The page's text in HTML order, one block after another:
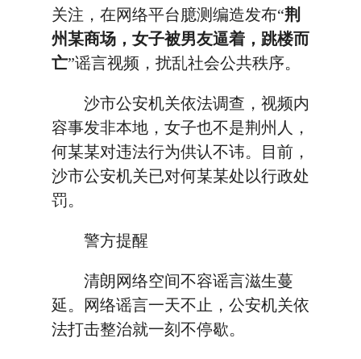
关注，在网络平台臆测编造发布“荆
州某商场，女子被男友逼着，跳楼而
亡”谣言视频，扰乱社会公共秩序。
沙市公安机关依法调查，视频内
容事发非本地，女子也不是荆州人，
何某某对违法行为供认不讳。目前，
沙市公安机关已对何某某处以行政处
罚。
警方提醒
清朗网络空间不容谣言滋生蔓
延。网络谣言一天不止，公安机关依
法打击整治就一刻不停歇。